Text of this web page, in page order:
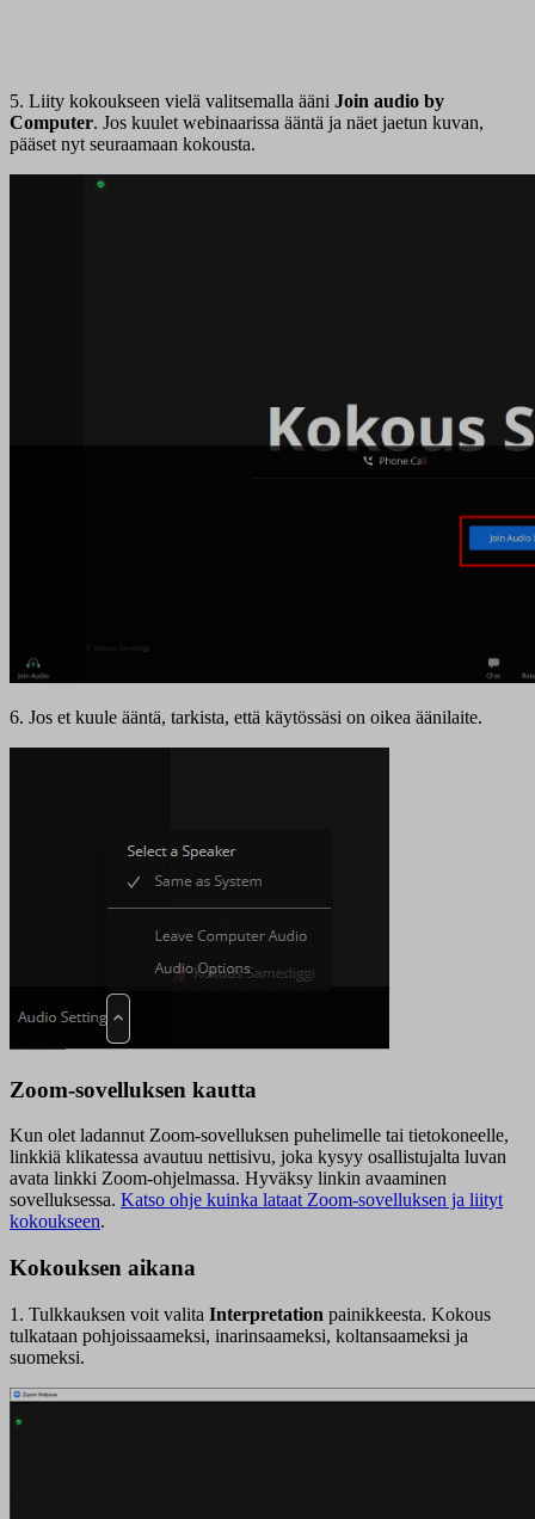
5. Liity kokoukseen vielä valitsemalla ääni Join audio by
Computer. Jos kuulet webinaarissa ääntä ja näet jaetun kuvan,
pääset nyt seuraamaan kokousta.
6. Jos et kuule ääntä, tarkista, että käytössäsi on oikea äänilaite.
Zoom-sovelluksen kautta
Kun olet ladannut Zoom-sovelluksen puhelimelle tai tietokoneelle,
linkkiä klikatessa avautuu nettisivu, joka kysyy osallistujalta luvan
avata linkki Zoom-ohjelmassa. Hyväksy linkin avaaminen
sovelluksessa. Katso ohje kuinka lataat Zoom-sovelluksen ja liityt
kokoukseen.
Kokouksen aikana
1. Tulkkauksen voit valita Interpretation painikkeesta. Kokous
tulkataan pohjoissaameksi, inarinsaameksi, koltansaameksi ja
suomeksi.